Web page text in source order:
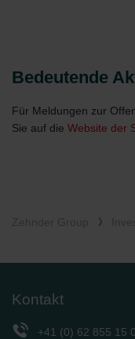
Bedeutende
Für Meldungen zur
Sie auf die Website der
Kontakt
+41 (0) 62 855 15